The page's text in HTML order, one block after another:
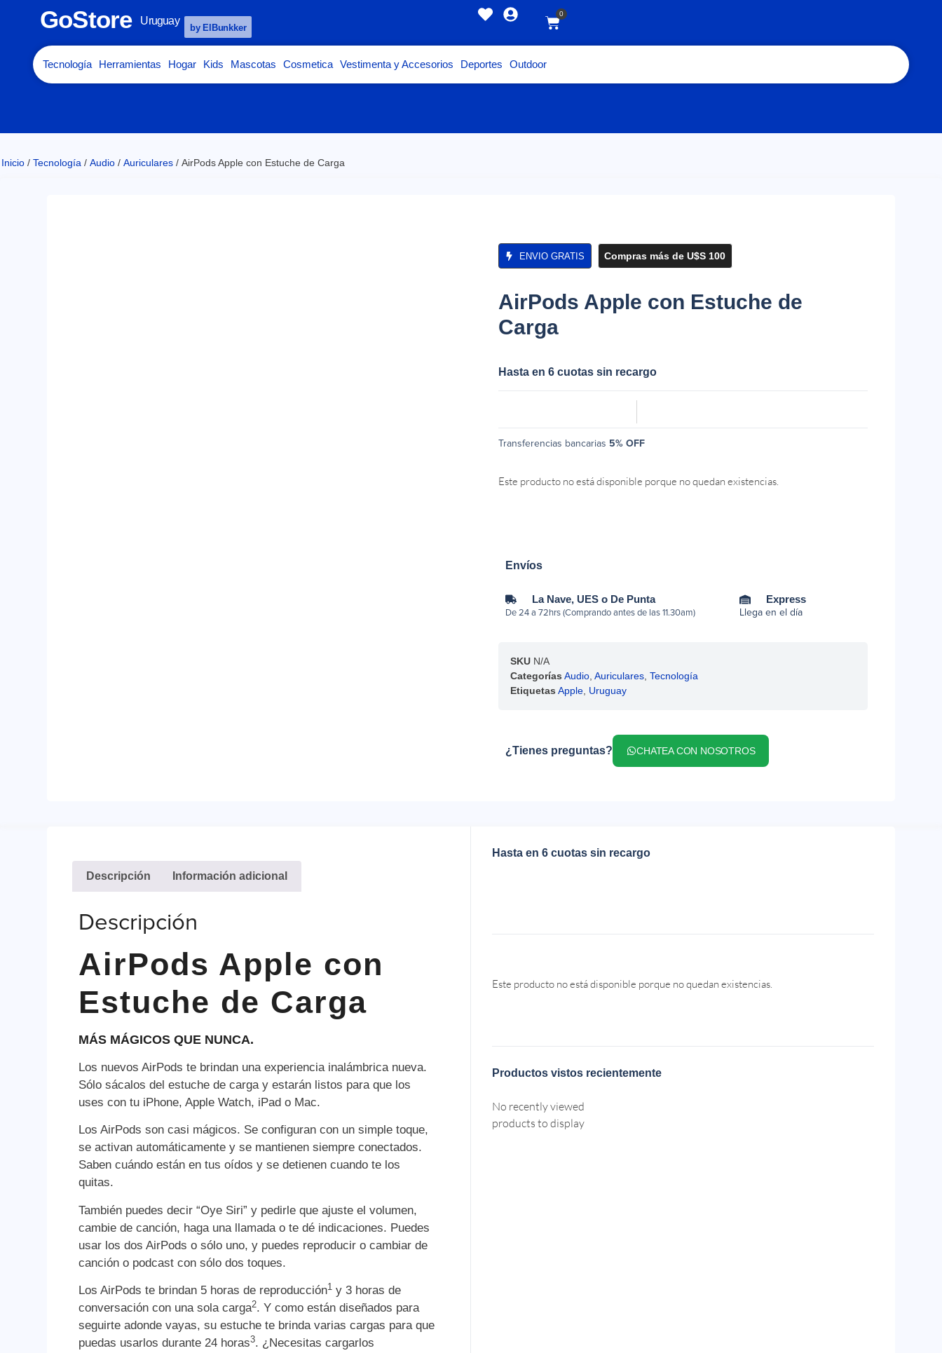
GoStore Uruguay
by ElBunkker
0
Tecnología Herramientas Hogar Kids Mascotas Cosmetica Vestimenta y Accesorios Deportes Outdoor
Inicio / Tecnología / Audio / Auriculares / AirPods Apple con Estuche de Carga
ENVIO GRATIS Compras más de U$S 100
AirPods Apple con Estuche de
Carga
Hasta en 6 cuotas sin recargo
Transferencias bancarias 5% OFF
Este producto no está disponible porque no quedan existencias.
Envíos
La Nave, UES o De Punta
De 24 a 72hrs (Comprando antes de las 11.30am)
Express
Llega en el día
SKU N/A
Categorías Audio ,Auriculares ,Tecnología
Etiquetas Apple Uruguay
¿Tienes preguntas? CHATEA CON NOSOTROS
Descripción Información adicional
Descripción
AirPods Apple con
Estuche de Carga
MÁS MÁGICOS QUE NUNCA.
Los nuevos AirPods te brindan una experiencia inalámbrica nueva.
Sólo sácalos del estuche de carga y estarán listos para que los
uses con tu iPhone, Apple Watch, iPad o Mac.
Los AirPods son casi mágicos. Se configuran con un simple toque,
se activan automáticamente y se mantienen siempre conectados.
Saben cuándo están en tus oídos y se detienen cuando te los
quitas.
También puedes decir “Oye Siri” y pedirle que ajuste el volumen,
cambie de canción, haga una llamada o te dé indicaciones. Puedes
usar los dos AirPods o sólo uno, y puedes reproducir o cambiar de
canción o podcast con sólo dos toques.
Los AirPods te brindan 5 horas de reproducción1 y 3 horas de
conversación con una sola carga2. Y como están diseñados para
seguirte adonde vayas, su estuche te brinda varias cargas para que
puedas usarlos durante 24 horas3. ¿Necesitas cargarlos
Hasta en 6 cuotas sin recargo
Este producto no está disponible porque no quedan existencias.
Productos vistos recientemente
No recently viewed
products to display